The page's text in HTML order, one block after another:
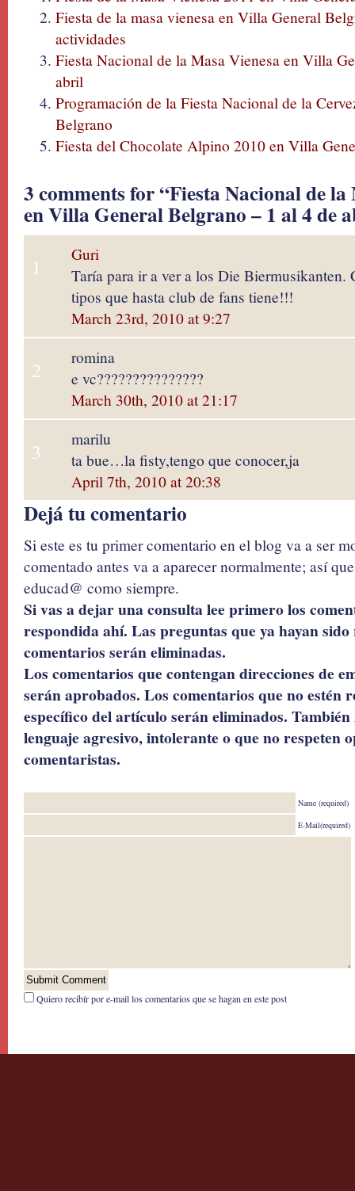
Fiesta de la masa vienesa en Villa General
actividades
Fiesta Nacional de la Masa Vienesa en Villa
abril
Programación de la Fiesta Nacional de la
Belgrano
Fiesta del Chocolate Alpino 2010 en Villa
3 comments for “Fiesta Nacional de la
en Villa General Belgrano – 1 al 4 de
1
Guri
Taría para ir a ver a los Die Biermusikanten.
tipos que hasta club de fans tiene!!!
March 23rd, 2010 at 9:27
2
romina
e vc???????????????
March 30th, 2010 at 21:17
3
marilu
ta bue…la fisty,tengo que conocer,ja
April 7th, 2010 at 20:38
Dejá tu comentario
Si este es tu primer comentario en el blog va a ser
comentado antes va a aparecer normalmente; así
educad@ como siempre.
Si vas a dejar una consulta lee primero los
respondida ahí. Las preguntas que ya hayan
comentarios serán eliminadas.
Los comentarios que contengan direcciones de
serán aprobados. Los comentarios que no estén
específico del artículo serán eliminados.
lenguaje agresivo, intolerante o que no respeten
comentaristas.
Name (required)
E-Mail(required)
Quiero recibír por e-mail los comentarios que se hagan en este post